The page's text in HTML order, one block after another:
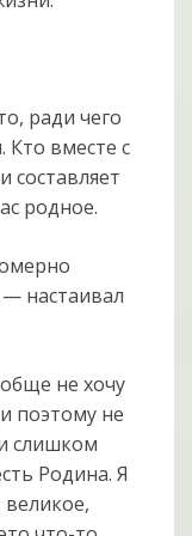
ради чего
Кто вместе с
составляет
родное.
настаивал
не хочу
поэтому не
слишком
Родина. Я